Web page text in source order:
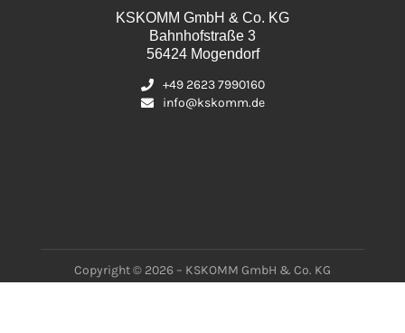
KSKOMM GmbH & Co. KG
Bahnhofstraße 3
56424 Mogendorf
+49 2623 7990160
info@kskomm.de
Copyright © 2026 – KSKOMM GmbH & Co. KG